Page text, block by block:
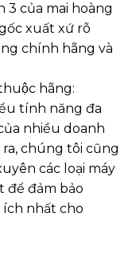
của mai hoàng
xuất xứ rõ
chính hãng và
hãng:
tính năng đa
nhiều doanh
chúng tôi cũng
các loại máy
để đảm bảo
ích nhất cho